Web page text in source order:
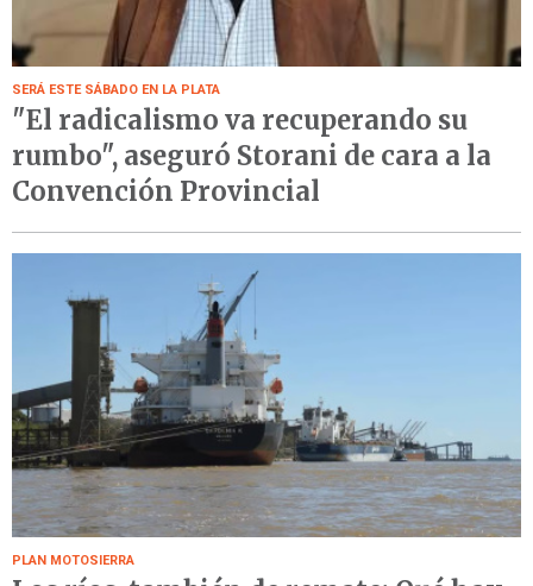
SERÁ ESTE SÁBADO EN LA PLATA
"El radicalismo va recuperando su
rumbo", aseguró Storani de cara a la
Convención Provincial
PLAN MOTOSIERRA